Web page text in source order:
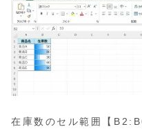
在庫数のセル範囲【